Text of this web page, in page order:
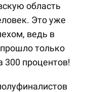
область
Это уже
ведь в
только
300 процентов!